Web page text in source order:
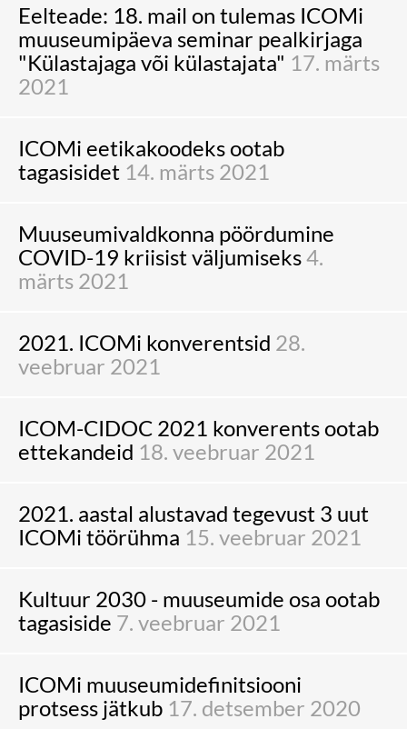
Eelteade: 18. mail on tulemas ICOMi
muuseumipäeva seminar pealkirjaga
"Külastajaga või külastajata" 17. märts
2021
ICOMi eetikakoodeks ootab
tagasisidet 14. märts 2021
Muuseumivaldkonna pöördumine
COVID-19 kriisist väljumiseks4.
märts 2021
2021. ICOMi konverentsid 28.
veebruar 2021
ICOM-CIDOC 2021 konverents ootab
ettekandeid 18. veebruar 2021
2021. aastal alustavad tegevust 3 uut
ICOMi töörühma 15. veebruar 2021
Kultuur 2030 - muuseumide osa ootab
tagasiside 7. veebruar 2021
ICOMi muuseumidefinitsiooni
protsess jätkub 17. detsember 2020